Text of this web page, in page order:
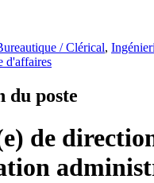
/ Clérical,
d'affaires
du poste
de